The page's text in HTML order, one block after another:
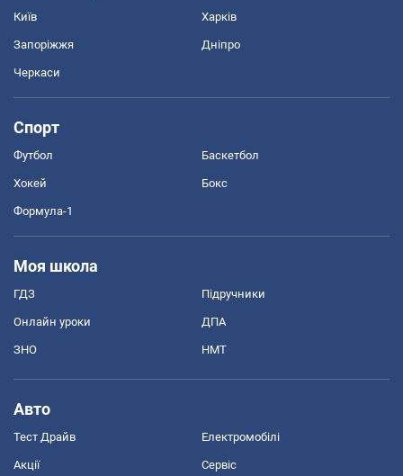
Київ Харків
Запоріжжя Дніпро
Черкаси
Спорт
Футбол Баскетбол
Хокей Бокс
Формула-1
Моя школа
ГДЗ Підручники
Онлайн уроки ДПА
ЗНО НМТ
Авто
Тест Драйв Електромобілі
Акції Сервіс